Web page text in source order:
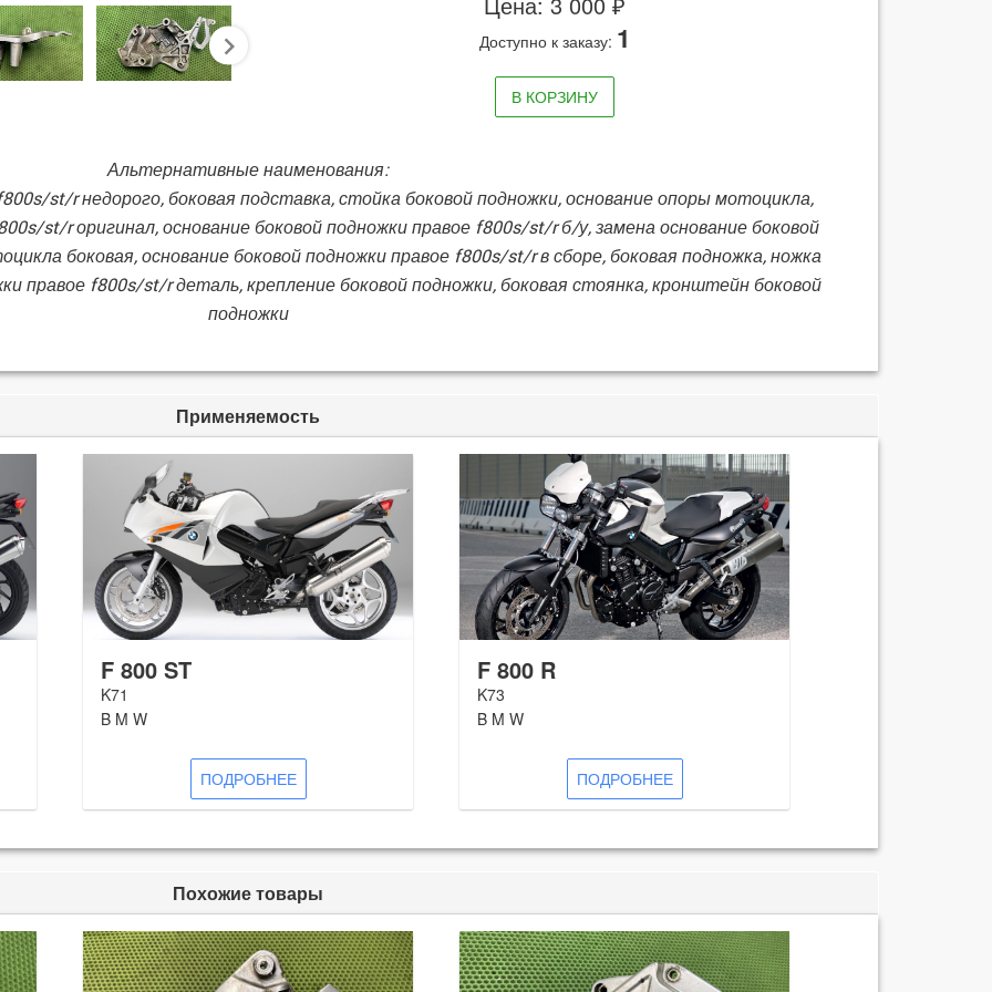
next Доступно к заказу: 1
В КОРЗИНУ
Альтернативные наименования:
st/r недорого, боковая подставка, стойка боковой подножки, основание опоры мотоцикла,
st/r оригинал, основание боковой подножки правое f800s/st/r б/у, замена основание боковой
боковая, основание боковой подножки правое f800s/st/r в сборе, боковая подножка, ножка
правое f800s/st/r деталь, крепление боковой подножки, боковая стоянка, кронштейн боковой
подножки
Применяемость
F 800 ST
K71
B M W
ПОДРОБНЕЕ
F 800 R
K73
B M W
ПОДРОБНЕЕ
Похожие товары